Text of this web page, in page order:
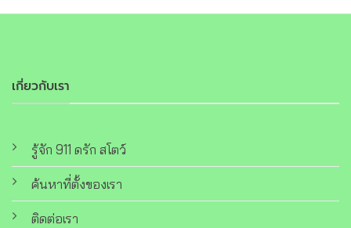
เกี่ยวกับเรา
รู้จัก 911 ดรัก สโตว์
ค้นหาที่ตั้งของเรา
ติดต่อเรา